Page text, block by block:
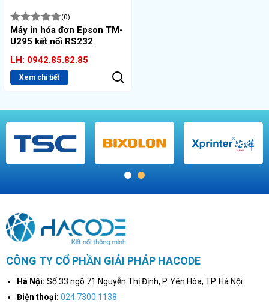
(0)
Máy in hóa đơn Epson TM-
U295 kết nối RS232
LH: 0942.85.82.85
Xem chi tiết
1 2
CÔNG TY CỔ PHẦN GIẢI PHÁP HACODE
Hà Nội: Số 33 ngõ 71 Nguyễn Thị Định, P. Yên Hòa, TP. Hà Nội
Điện thoại: 024.7300.1138